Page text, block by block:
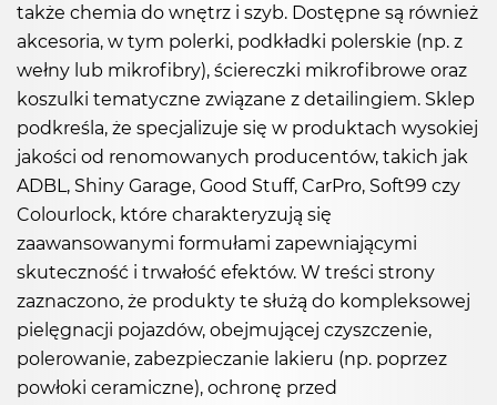
także chemia do wnętrz i szyb. Dostępne są również
akcesoria, w tym polerki, podkładki polerskie (np. z
wełny lub mikrofibry), ściereczki mikrofibrowe oraz
koszulki tematyczne związane z detailingiem. Sklep
podkreśla, że specjalizuje się w produktach wysokiej
jakości od renomowanych producentów, takich jak
ADBL, Shiny Garage, Good Stuff, CarPro, Soft99 czy
Colourlock, które charakteryzują się
zaawansowanymi formułami zapewniającymi
skuteczność i trwałość efektów. W treści strony
zaznaczono, że produkty te służą do kompleksowej
pielęgnacji pojazdów, obejmującej czyszczenie,
polerowanie, zabezpieczanie lakieru (np. poprzez
powłoki ceramiczne), ochronę przed